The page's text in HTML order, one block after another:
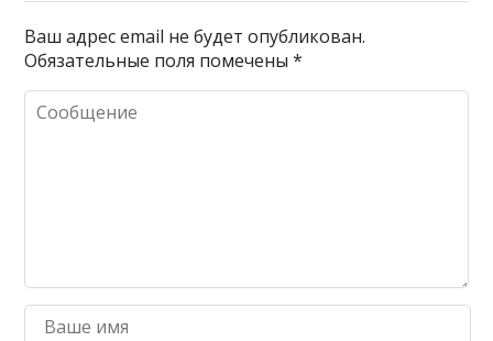
Ваш адрес email не будет опубликован.
Обязательные поля помечены*